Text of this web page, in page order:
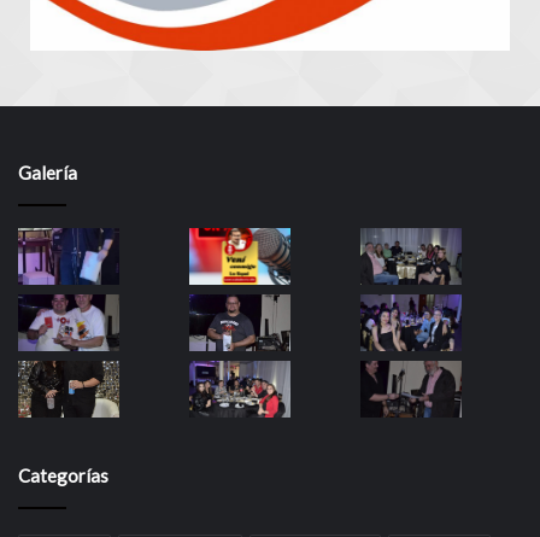
Galería
Categorías